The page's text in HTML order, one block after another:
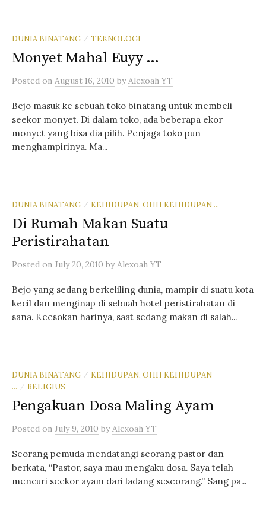
DUNIA BINATANG / TEKNOLOGI
Monyet Mahal Euyy …
Posted on August 16, 2010 byAlexoah YT
Bejo masuk ke sebuah toko binatang untuk membeli
seekor monyet. Di dalam toko, ada beberapa ekor
monyet yang bisa dia pilih. Penjaga toko pun
menghampirinya. Ma...
DUNIA BINATANG / KEHIDUPAN, OHH KEHIDUPAN ...
Di Rumah Makan Suatu
Peristirahatan
Posted on July 20, 2010 byAlexoah YT
Bejo yang sedang berkeliling dunia, mampir di suatu kota
kecil dan menginap di sebuah hotel peristirahatan di
sana. Keesokan harinya, saat sedang makan di salah...
DUNIA BINATANG / KEHIDUPAN, OHH KEHIDUPAN
...
/ RELIGIUS
Pengakuan Dosa Maling Ayam
Posted on July 9, 2010 byAlexoah YT
Seorang pemuda mendatangi seorang pastor dan
berkata, “Pastor, saya mau mengaku dosa. Saya telah
mencuri seekor ayam dari ladang seseorang.” Sang pa...